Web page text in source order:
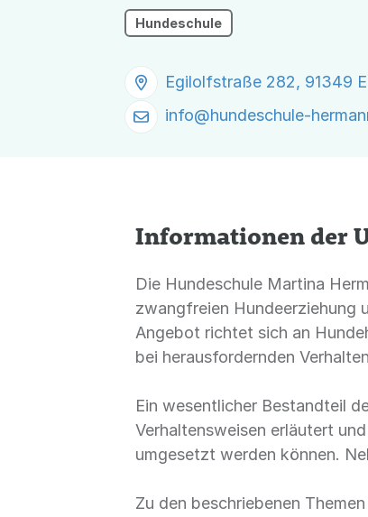
Hundeschule
Egilolfstraße 282, 91349
info@hundeschule-
Informationen der
Die Hundeschule Martina
zwangfreien Hundeerziehung
Angebot richtet sich an
bei herausfordernden
Ein wesentlicher Bestandteil
Verhaltensweisen erläutert
umgesetzt werden können.
Zu den beschriebenen